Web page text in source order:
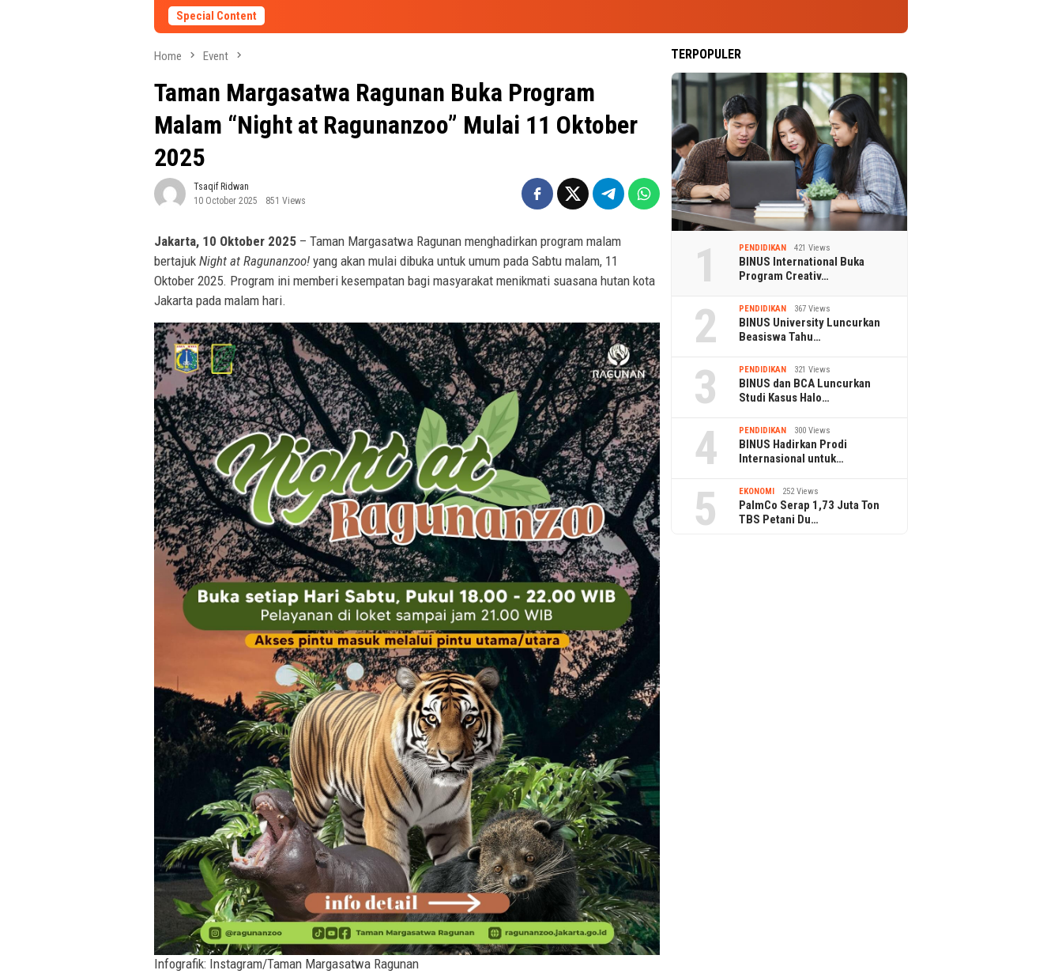
Special Content
Home Event
Taman Margasatwa Ragunan Buka Program
Malam “Night at Ragunanzoo” Mulai 11 Oktober
2025
Tsaqif Ridwan
10 October 2025
851 Views
Jakarta, 10 Oktober 2025 – Taman Margasatwa Ragunan menghadirkan program malam
bertajuk Night at Ragunanzoo! yang akan mulai dibuka untuk umum pada Sabtu malam, 11
Oktober 2025. Program ini memberi kesempatan bagi masyarakat menikmati suasana hutan kota
Jakarta pada malam hari.
Infografik: Instagram/Taman Margasatwa Ragunan
TERPOPULER
1 PENDIDIKAN 421 Views
BINUS International Buka
Program Creativ…
2 PENDIDIKAN 367 Views
BINUS University Luncurkan
Beasiswa Tahu…
3 PENDIDIKAN 321 Views
BINUS dan BCA Luncurkan
Studi Kasus Halo…
4 PENDIDIKAN 300 Views
BINUS Hadirkan Prodi
Internasional untuk…
5 EKONOMI 252 Views
PalmCo Serap 1,73 Juta Ton
TBS Petani Du…